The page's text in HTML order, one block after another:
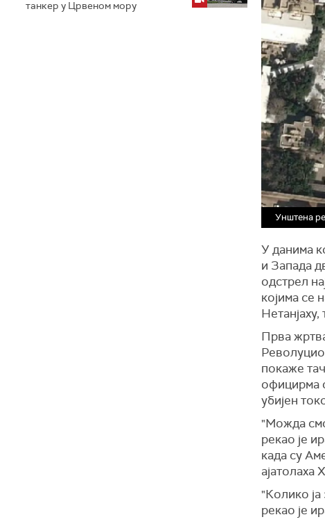
танкер у Црвеном мору
Унштена
У данима
и Запада
одстрел
којима се
Прва
покаже
официрма
убијен
"Можда
рекао је
када су
ајатолаха
"Колико
рекао је